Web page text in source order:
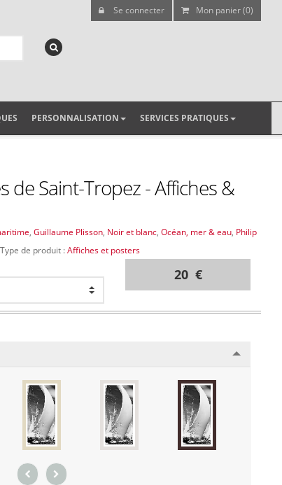
Se connecter Mon panier (0)
PERSONNALISATION SERVICES PRATIQUES
de Saint-Tropez - Affiches &
Guillaume Plisson Noir et blanc Océan, mer & eau Philip
Type de produit :Affiches et posters
20 €